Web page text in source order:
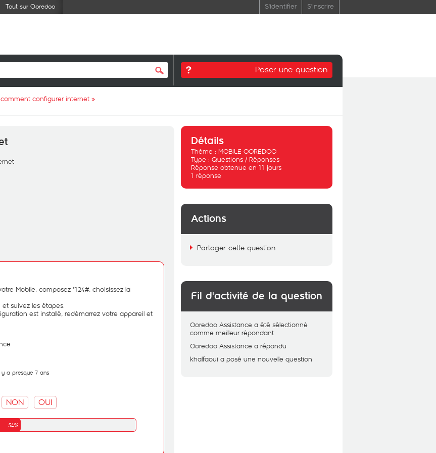
Tout sur Ooredoo S'identifier S'inscrire
Poser une question
comment configurer internet »
Mobile, composez *124#, choisissez la
suivez les étapes.
est installé, redémarrez votre appareil et
y a presque 7 ans
NON OUI
54%
Détails
Thème : MOBILE OOREDOO
Type : Questions / Réponses
Réponse obtenue en 11 jours
1 réponse
Actions
Partager cette question
Fil d'activité de la question
Ooredoo Assistance a été sélectionné
comme meilleur répondant
Ooredoo Assistance a répondu
khalfaoui a posé une nouvelle question